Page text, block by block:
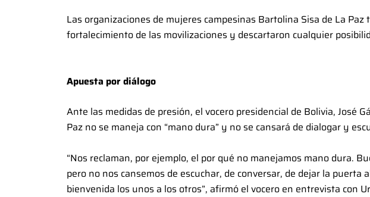
Las organizaciones de mujeres campesinas Bartolina Sisa de La
fortalecimiento de las movilizaciones y descartaron cualquier
Apuesta por diálogo
Ante las medidas de presión, el vocero presidencial de Bolivia, José
Paz no se maneja con “mano dura” y no se cansará de dialogar y
“Nos reclaman, por ejemplo, el por qué no manejamos mano dura.
pero no nos cansemos de escuchar, de conversar, de dejar la puerta
bienvenida los unos a los otros”, afirmó el vocero en entrevista con